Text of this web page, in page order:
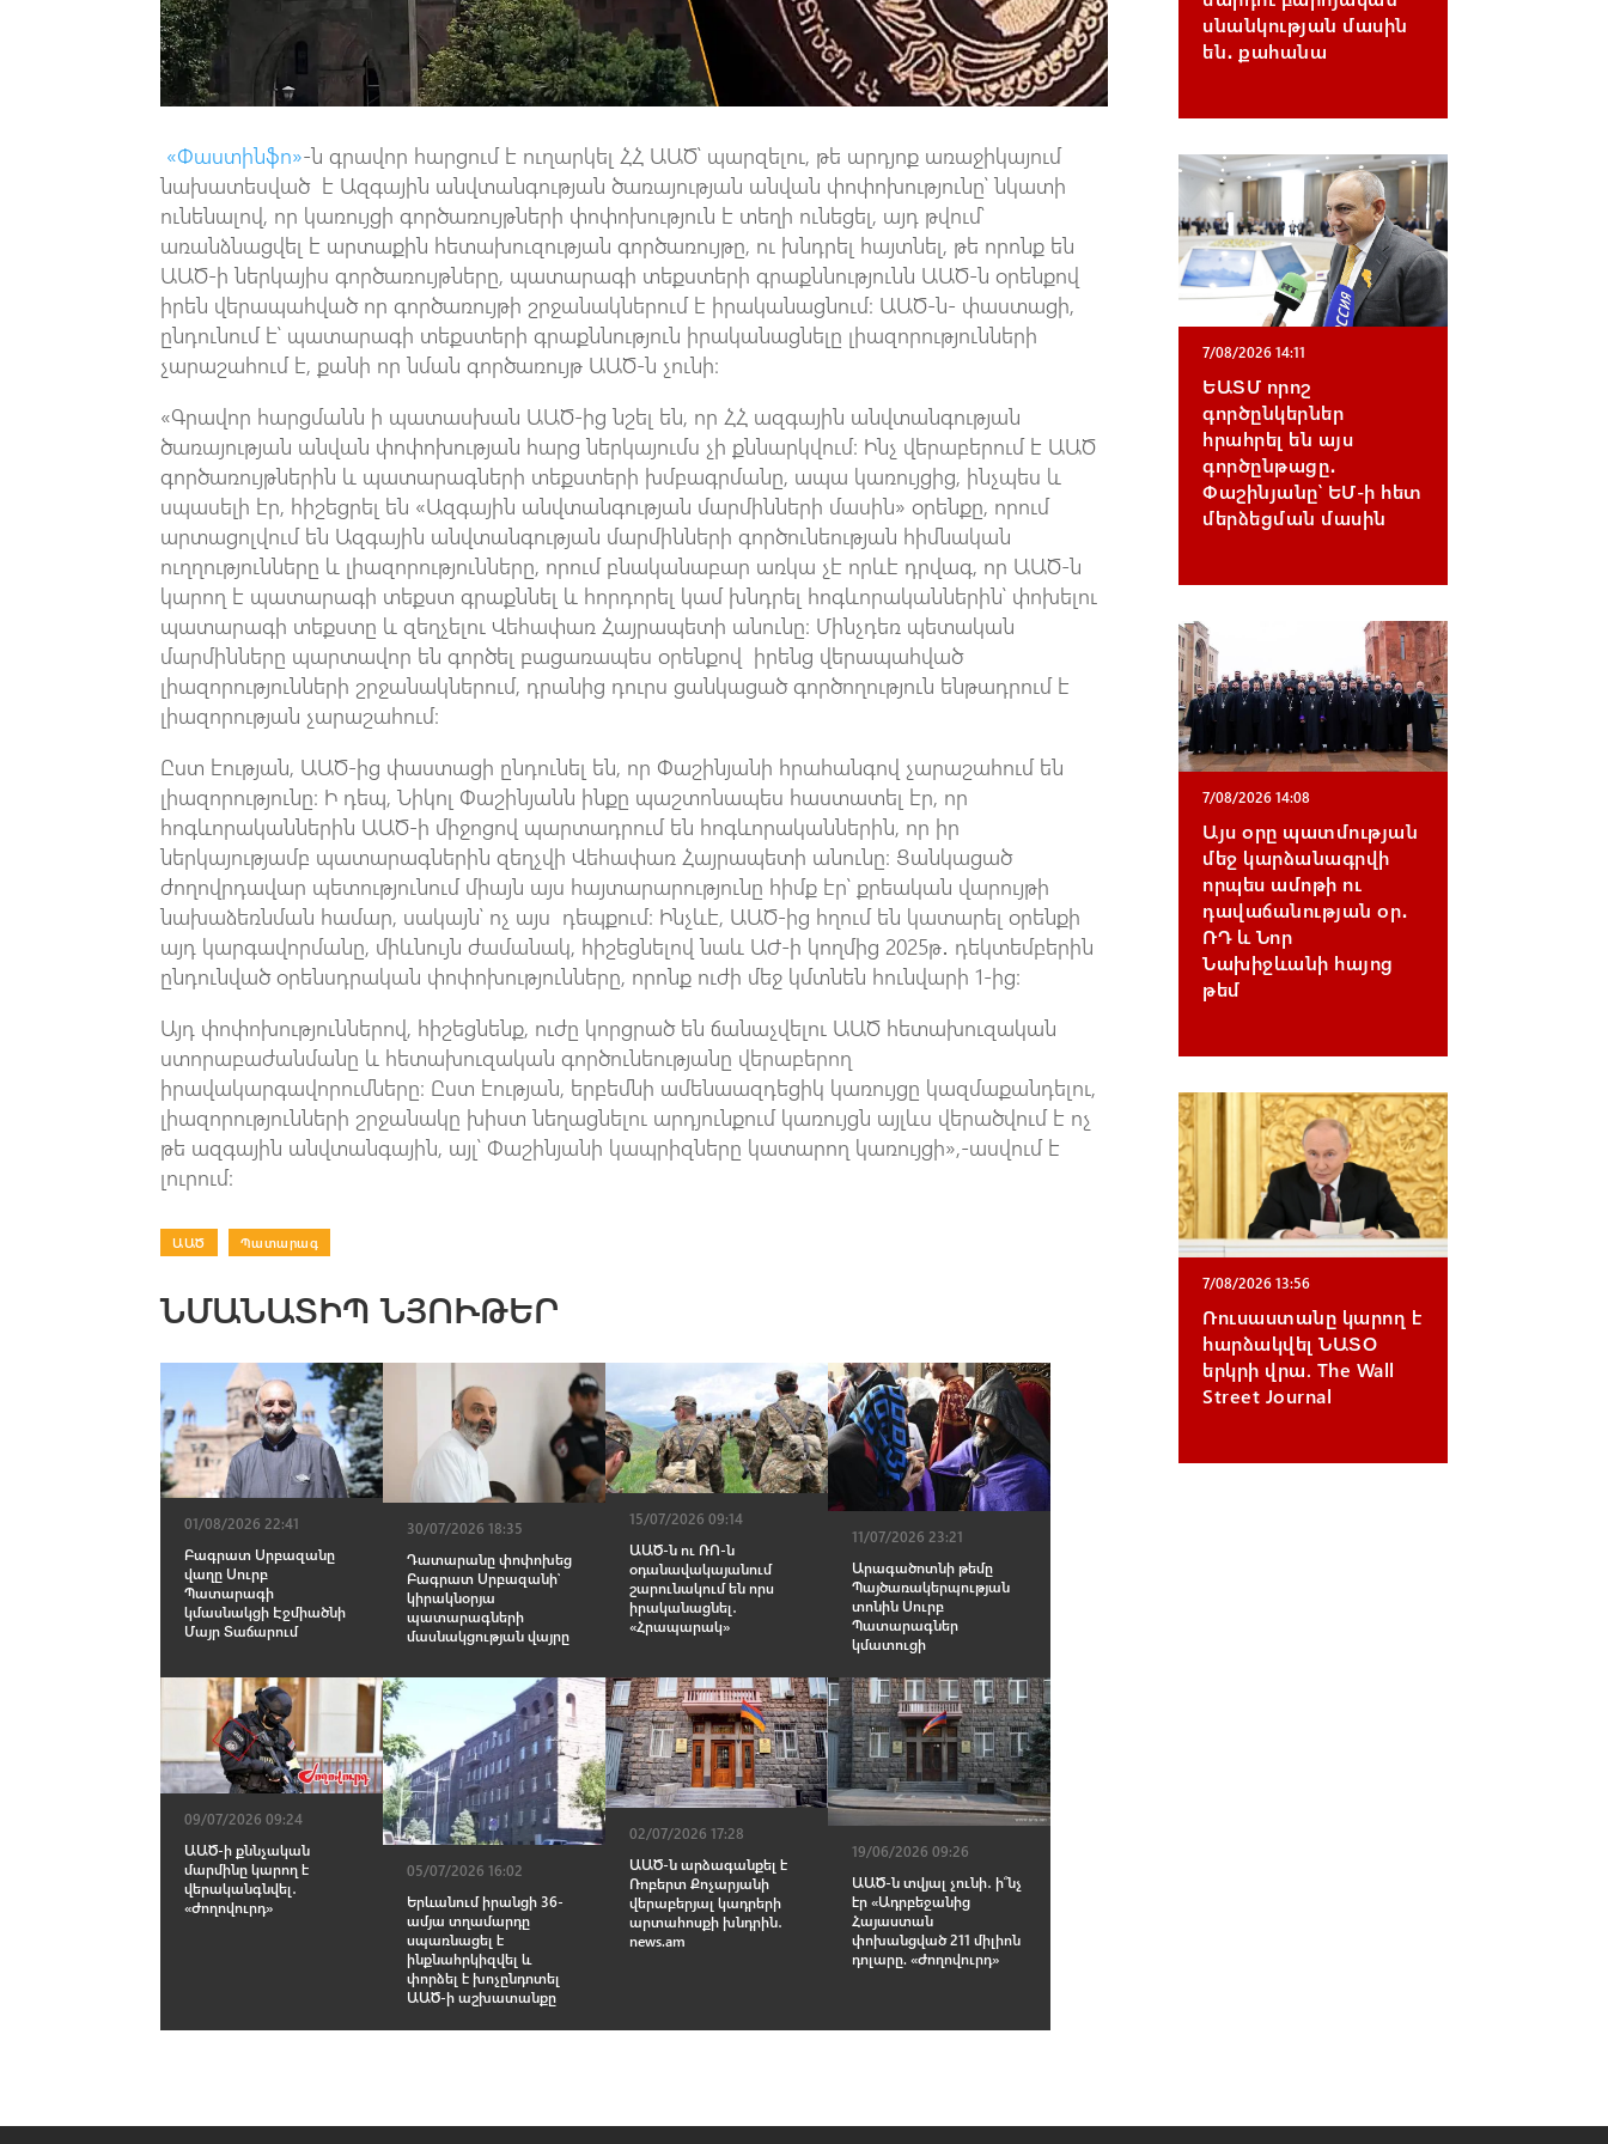
«Փաստինֆո»-ն գրավոր հարցում է ուղարկել ՀՀ ԱԱԾ՝ պարզելու, թե արդյոք առաջիկայում
նախատեսված է Ազգային անվտանգության ծառայության անվան փոփոխությունը՝ նկատի
ունենալով, որ կառույցի գործառույթների փոփոխություն է տեղի ունեցել, այդ թվում՝
առանձնացվել է արտաքին հետախուզության գործառույթը, ու խնդրել հայտնել, թե որոնք են
ԱԱԾ-ի ներկայիս գործառույթները, պատարագի տեքստերի գրաքննությունն ԱԱԾ-ն օրենքով
իրեն վերապահված որ գործառույթի շրջանակներում է իրականացնում։ ԱԱԾ-ն- փաստացի,
ընդունում է՝ պատարագի տեքստերի գրաքննություն իրականացնելը լիազորությունների
չարաշահում է, քանի որ նման գործառույթ ԱԱԾ-ն չունի։
«Գրավոր հարցմանն ի պատասխան ԱԱԾ-ից նշել են, որ ՀՀ ազգային անվտանգության
ծառայության անվան փոփոխության հարց ներկայումս չի քննարկվում։ Ինչ վերաբերում է ԱԱԾ
գործառույթներին և պատարագների տեքստերի խմբագրմանը, ապա կառույցից, ինչպես և
սպասելի էր, հիշեցրել են «Ազգային անվտանգության մարմինների մասին» օրենքը, որում
արտացոլվում են Ազգային անվտանգության մարմինների գործունեության հիմնական
ուղղությունները և լիազորությունները, որում բնականաբար առկա չէ որևէ դրվագ, որ ԱԱԾ-ն
կարող է պատարագի տեքստ գրաքննել և հորդորել կամ խնդրել հոգևորականներին՝ փոխելու
պատարագի տեքստը և զեղչելու Վեհափառ Հայրապետի անունը։ Մինչդեռ պետական
մարմինները պարտավոր են գործել բացառապես օրենքով իրենց վերապահված
լիազորությունների շրջանակներում, դրանից դուրս ցանկացած գործողություն ենթադրում է
լիազորության չարաշահում։
Ըստ էության, ԱԱԾ-ից փաստացի ընդունել են, որ Փաշինյանի հրահանգով չարաշահում են
լիազորությունը։ Ի դեպ, Նիկոլ Փաշինյանն ինքը պաշտոնապես հաստատել էր, որ
հոգևորականներին ԱԱԾ-ի միջոցով պարտադրում են հոգևորականներին, որ իր
ներկայությամբ պատարագներին զեղչվի Վեհափառ Հայրապետի անունը։ Ցանկացած
ժողովրդավար պետությունում միայն այս հայտարարությունը հիմք էր՝ քրեական վարույթի
նախաձեռնման համար, սակայն՝ ոչ այս դեպքում։ Ինչևէ, ԱԱԾ-ից հղում են կատարել օրենքի
այդ կարգավորմանը, միևնույն ժամանակ, հիշեցնելով նաև ԱԺ-ի կողմից 2025թ․ դեկտեմբերին
ընդունված օրենսդրական փոփոխությունները, որոնք ուժի մեջ կմտնեն հունվարի 1-ից։
Այդ փոփոխություններով, հիշեցնենք, ուժը կորցրած են ճանաչվելու ԱԱԾ հետախուզական
ստորաբաժանմանը և հետախուզական գործունեությանը վերաբերող
իրավակարգավորումները։ Ըստ էության, երբեմնի ամենաազդեցիկ կառույցը կազմաքանդելու,
լիազորությունների շրջանակը խիստ նեղացնելու արդյունքում կառույցն այլևս վերածվում է ոչ
թե ազգային անվտանգային, այլ՝ Փաշինյանի կապրիզները կատարող կառույցի»,-ասվում է
լուրում։
ԱԱԾ Պատարագ
ՆՄԱՆԱՏԻՊ ՆՅՈՒԹԵՐ
01/08/2026 22:41
Բագրատ Սրբազանը
վաղը Սուրբ
Պատարագի
կմասնակցի Էջմիածնի
Մայր Տաճարում
30/07/2026 18:35
Դատարանը փոփոխեց
Բագրատ Սրբազանի՝
կիրակնօրյա
պատարագների
մասնակցության վայրը
15/07/2026 09:14
ԱԱԾ-ն ու ՌՈ-ն
օդանավակայանում
շարունակում են որս
իրականացնել․
«Հրապարակ»
11/07/2026 23:21
Արագածոտնի թեմը
Պայծառակերպության
տոնին Սուրբ
Պատարագներ
կմատուցի
09/07/2026 09:24
ԱԱԾ-ի քննչական
մարմինը կարող է
վերականգնվել․
«Ժողովուրդ»
05/07/2026 16:02
Երևանում իրանցի 36-
ամյա տղամարդը
սպառնացել է
ինքնահրկիզվել և
փորձել է խոչընդոտել
ԱԱԾ-ի աշխատանքը
02/07/2026 17:28
ԱԱԾ-ն արձագանքել է
Ռոբերտ Քոչարյանի
վերաբերյալ կադրերի
արտահոսքի խնդրին․
news.am
19/06/2026 09:26
ԱԱԾ-ն տվյալ չունի․ ի՞նչ
էր «Ադրբեջանից
Հայաստան
փոխանցված 211 միլիոն
դոլարը. «Ժողովուրդ»
սնանկության մասին
են․ քահանա
7/08/2026 14:11
ԵԱՏՄ որոշ
գործընկերներ
հրահրել են այս
գործընթացը․
Փաշինյանը՝ ԵՄ-ի հետ
մերձեցման մասին
7/08/2026 14:08
Այս օրը պատմության
մեջ կարձանագրվի
որպես ամոթի ու
դավաճանության օր․
ՌԴ և Նոր
Նախիջևանի հայոց
թեմ
7/08/2026 13:56
Ռուսաստանը կարող է
հարձակվել ՆԱՏՕ
երկրի վրա. The Wall
Street Journal